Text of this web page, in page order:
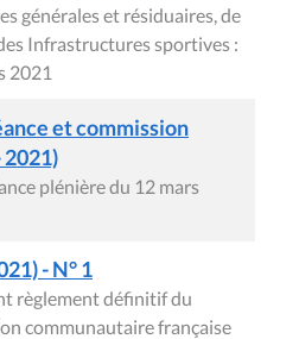
générales et résiduaires, de
Infrastructures sportives :
2021
et commission
2021)
plénière du 12 mars
- N° 1
règlement définitif du
communautaire française